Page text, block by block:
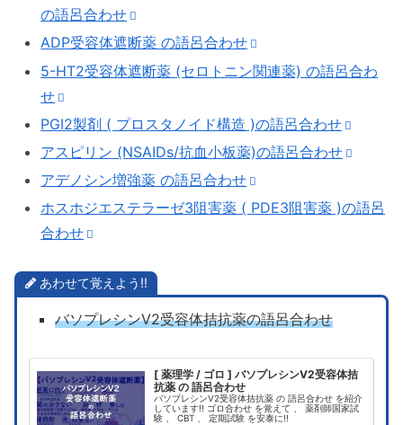
の語呂合わせ
ADP受容体遮断薬 の語呂合わせ
5-HT2受容体遮断薬 (セロトニン関連薬) の語呂合わ
せ
PGI2製剤 ( プロスタノイド構造 )の語呂合わせ
アスピリン (NSAIDs/抗血小板薬)の語呂合わせ
アデノシン増強薬 の語呂合わせ
ホスホジエステラーゼ3阻害薬 ( PDE3阻害薬 )の語呂
合わせ
あわせて覚えよう!!
バソプレシンV2受容体拮抗薬の語呂合わせ
[ 薬理学 / ゴロ ] バソプレシンV2受容体拮
抗薬 の 語呂合わせ
バソプレシンV2受容体拮抗薬 の 語呂合わせ を紹介
しています!! ゴロ合わせ を覚えて 、 薬剤師国家試
験 、 CBT 、 定期試験 を安泰に!!